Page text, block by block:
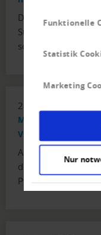
Funktionelle
Statistik
Marketing
Nur
Der über die Zölle
Staaten
sollte er länger
28. April 2025
Mehr
Verwertungen
Auf einen neuen
die Betreibungen
Pfändungsvollzüge